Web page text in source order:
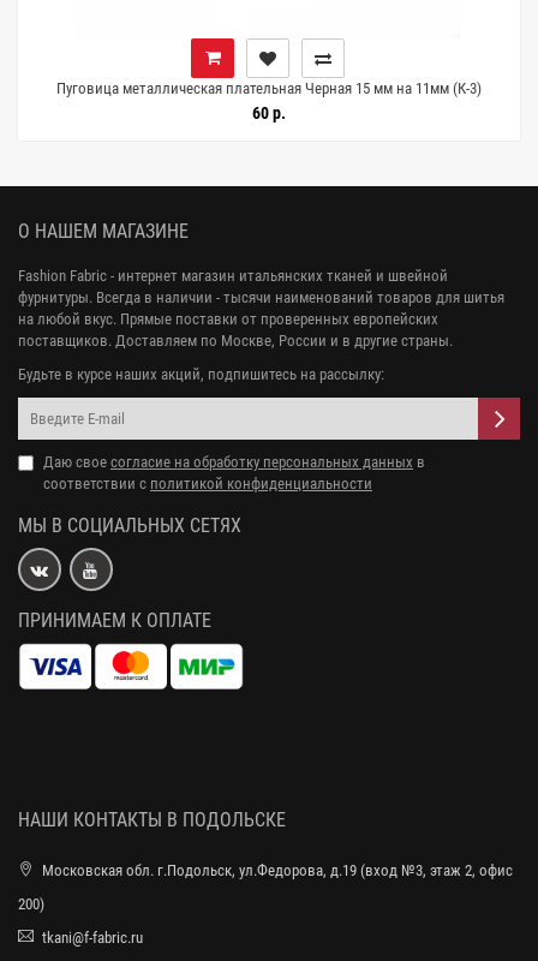
Пуговица металлическая плательная Черная 15 мм на 11мм (К-3)
27112536
60 р.
О НАШЕМ МАГАЗИНЕ
Fashion Fabric - интернет магазин итальянских тканей и швейной
фурнитуры. Всегда в наличии - тысячи наименований товаров для шитья
на любой вкус. Прямые поставки от проверенных европейских
поставщиков. Доставляем по Москве, России и в другие страны.
Будьте в курсе наших акций, подпишитесь на рассылку:
Даю свое согласие на обработку персональных данных в
соответствии с политикой конфиденциальности
МЫ В СОЦИАЛЬНЫХ СЕТЯХ
ПРИНИМАЕМ К ОПЛАТЕ
НАШИ КОНТАКТЫ В ПОДОЛЬСКЕ
Московская обл. г.Подольск, ул.Федорова, д.19 (вход №3, этаж 2, офис
200)
tkani@f-fabric.ru